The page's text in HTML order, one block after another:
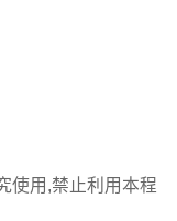
使用,禁止利用本程